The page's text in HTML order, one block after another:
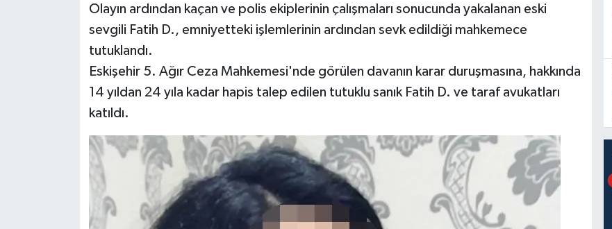
Olayın ardından kaçan ve polis ekiplerinin çalışmaları sonucunda yakalanan eski
sevgili Fatih D., emniyetteki işlemlerinin ardından sevk edildiği mahkemece
tutuklandı.
Eskişehir 5. Ağır Ceza Mahkemesi'nde görülen davanın karar duruşmasına, hakkında
14 yıldan 24 yıla kadar hapis talep edilen tutuklu sanık Fatih D. ve taraf avukatları
katıldı.